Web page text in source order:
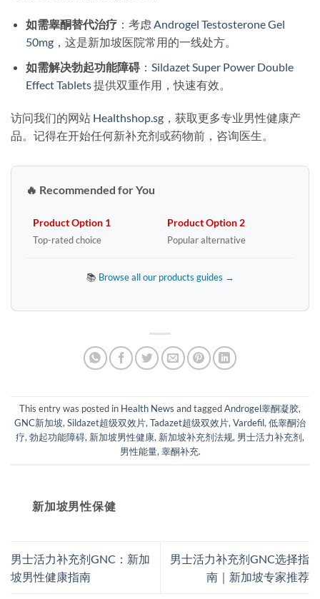
如需睾酮替代治疗：考虑 Androgel Testosterone Gel
50mg，这是新加坡医院常用的一线处方。
如需解决勃起功能障碍： Sildazet Super Power Double
Effect Tablets提供双重作用，快速有效。
访问我们的网站 Healthshop.sg ，获取更多专业男性健康产
品。记得在开始任何新补充剂或药物前，咨询医生。
🔥 Recommended for You
Product Option 1
Top-rated choice
Product Option 2
Popular alternative
📚 Browse all our products guides →
This entry was posted in Health News and taggedAndrogel睾酮凝胶,
GNC新加坡,Sildazet超级双效片,Tadazet超级双效片,Vardefil,低睾酮治
疗,勃起功能障碍, 新加坡男性健康, 新加坡补充剂法规, 男士活力补充剂,
男性能量,睾酮补充.
新加坡男性保健​
男士活力补充剂GNC：新加
坡男性健康指南
男士活力补充剂GNC选择指
南｜新加坡专家推荐